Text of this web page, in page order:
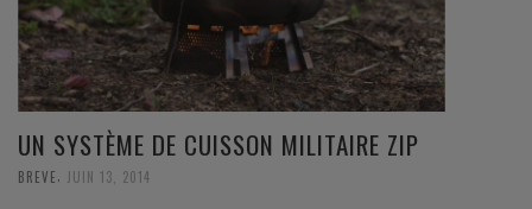
UN SYSTÈME DE CUISSON MILITAIRE ZIP
BREVE JUIN 13, 2014